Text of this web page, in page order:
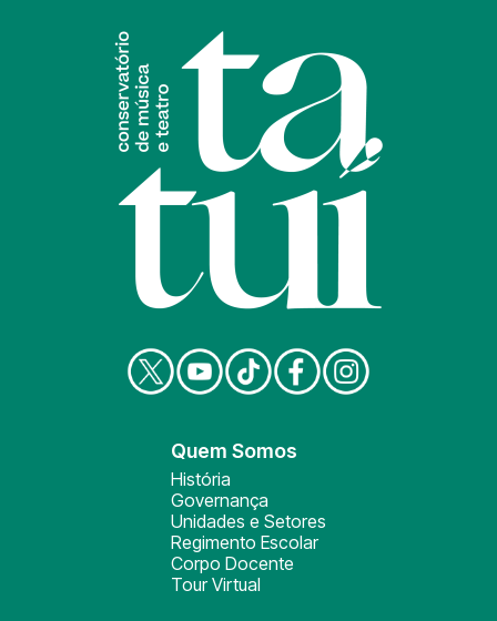
Quem Somos
História
Governança
Unidades e Setores
Regimento Escolar
Corpo Docente
Tour Virtual